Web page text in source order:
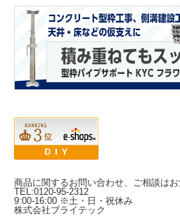
商品に関するお問い合わせ、ご相談はお
TEL:0120-95-2312
9:00-16:00 ※土・日・祝休み
株式会社ブライテック